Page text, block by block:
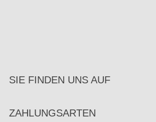
SIE FINDEN UNS AUF
ZAHLUNGSARTEN